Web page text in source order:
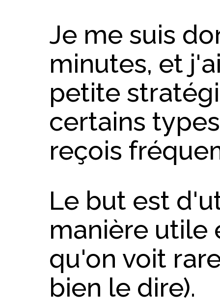
Je me suis
minutes, et
petite
certains
reçois
Le but est
manière utile
qu'on voit
bien le dire).